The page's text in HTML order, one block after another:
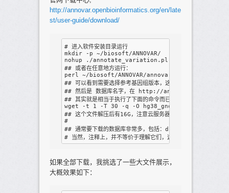
http://annovar.openbioinformatics.org/en/late
st/user-guide/download/
# 进入软件安装目录运行
mkdir -p ~/biosoft/ANNOVAR/
nohup ./annotate_variation.pl -downdb -webfrom
## 或者在任意地方运行：
perl ~/biosoft/ANNOVAR/annovar/
## 可以看到需要选择参考基因组版本，这里一般是 hg38, 很
## 然后是 数据库名字，在 http://
## 其实就是相当于执行了下面的命令而已。
wget -t 1 -T 30 -q -O
## 这个文件解压后有16G，注意云服务器的空间。
#
## 通常要下载的数据库非常多，包括：
如果全部下载，我挑选了一些大文件展示，
大概效果如下：